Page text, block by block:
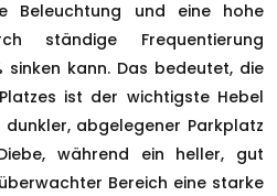
Beleuchtung und eine hohe
ständige Frequentierung
sinken kann. Das bedeutet, die
ist der wichtigste Hebel
dunkler, abgelegener Parkplatz
während ein heller, gut
Bereich eine starke